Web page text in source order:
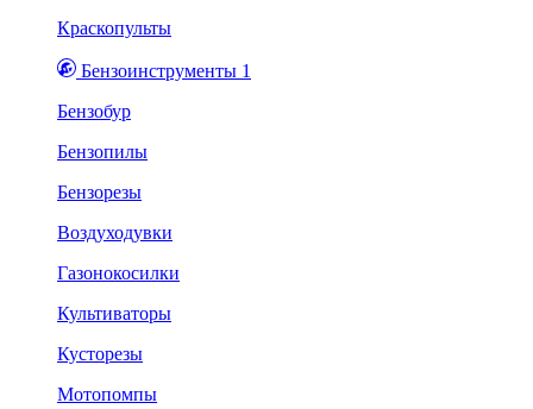
Краскопульты
Бензоинструменты 1
Бензобур
Бензопилы
Бензорезы
Воздуходувки
Газонокосилки
Культиваторы
Кусторезы
Мотопомпы